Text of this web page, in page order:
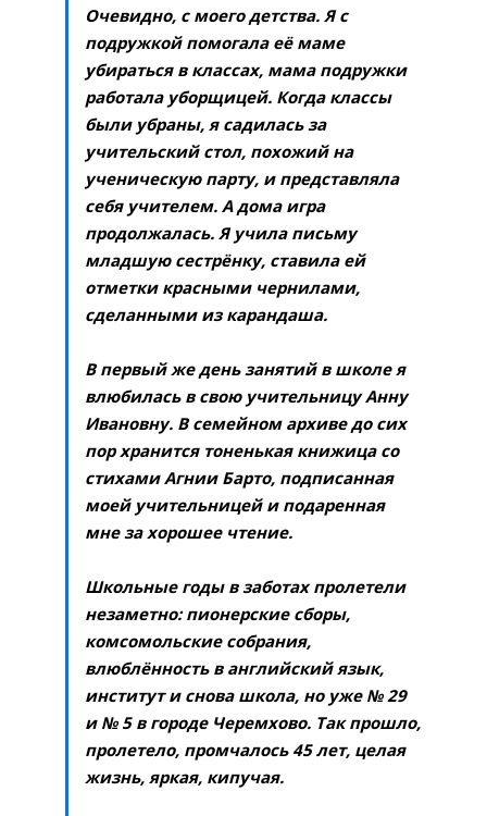
Очевидно, с моего детства. Я с
подружкой помогала её маме
убираться в классах, мама подружки
работала уборщицей. Когда классы
были убраны, я садилась за
учительский стол, похожий на
ученическую парту, и представляла
себя учителем. А дома игра
продолжалась. Я учила письму
младшую сестрёнку, ставила ей
отметки красными чернилами,
сделанными из карандаша.
В первый же день занятий в школе я
влюбилась в свою учительницу Анну
Ивановну. В семейном архиве до сих
пор хранится тоненькая книжица со
стихами Агнии Барто, подписанная
моей учительницей и подаренная
мне за хорошее чтение.
Школьные годы в заботах пролетели
незаметно: пионерские сборы,
комсомольские собрания,
влюблённость в английский язык,
институт и снова школа, но уже № 29
и № 5 в городе Черемхово. Так прошло,
пролетело, промчалось 45 лет, целая
жизнь, яркая, кипучая.